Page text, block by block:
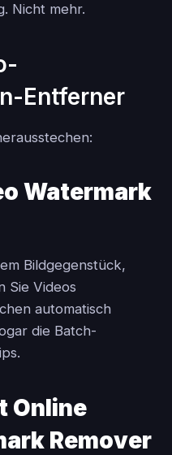
Nicht mehr.
Entferner
Watermark
Bildgegenstück,
Sie Videos
automatisch
die Batch-
Online
Remover